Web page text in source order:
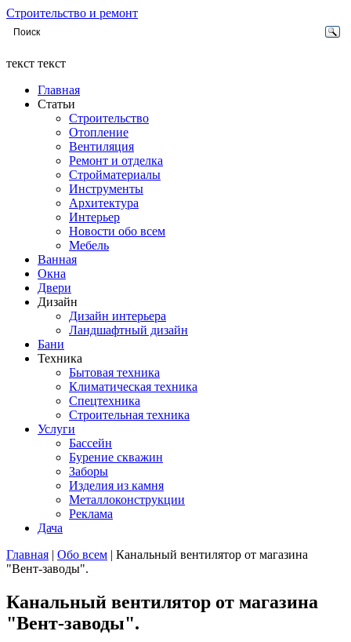
Строительство и ремонт
текст текст
Главная
Статьи
Строительство
Отопление
Вентиляция
Ремонт и отделка
Стройматериалы
Инструменты
Архитектура
Интерьер
Новости обо всем
Мебель
Ванная
Окна
Двери
Дизайн
Дизайн интерьера
Ландшафтный дизайн
Бани
Техника
Бытовая техника
Климатическая техника
Спецтехника
Строительная техника
Услуги
Бассейн
Бурение скважин
Заборы
Изделия из камня
Металлоконструкции
Реклама
Дача
Вы здесь
Главная | Обо всем | Канальный вентилятор от магазина
"Вент-заводы".
Канальный вентилятор от магазина
"Вент-заводы".